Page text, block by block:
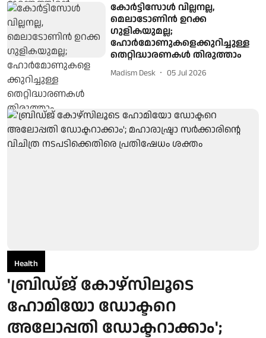
കോർട്ടിസോൾ വില്ലനല്ല,
മെലാടോണിൻ ഉറക്ക
ഗുളികയുമല്ല;
ഹോർമോണുകളെക്കുറിച്ചുള്ള
തെറ്റിദ്ധാരണകൾ തിരുത്താം
Madism Desk 05 Jul 2026
Health
'ബ്രിഡ്ജ് കോഴ്സിലൂടെ
ഹോമിയോ ഡോക്ടറെ
അലോപ്പതി ഡോക്ടറാക്കാം';